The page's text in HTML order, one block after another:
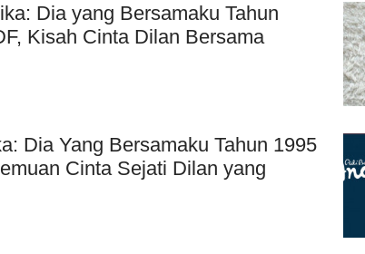
Dia yang Bersamaku Tahun
Kisah Cinta Dilan Bersama
Dia Yang Bersamaku Tahun 1995
Cinta Sejati Dilan yang